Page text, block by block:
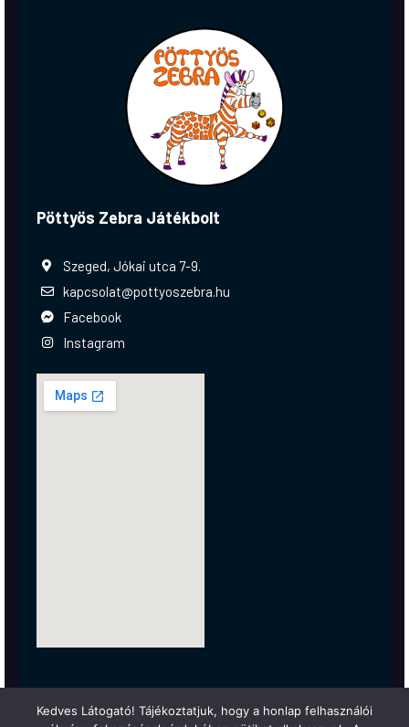
Pöttyös Zebra Játékbolt
Szeged, Jókai utca 7-9.
kapcsolat@pottyoszebra.hu
Facebook
Instagram
Kedves Látogató! Tájékoztatjuk, hogy a honlap felhasználói